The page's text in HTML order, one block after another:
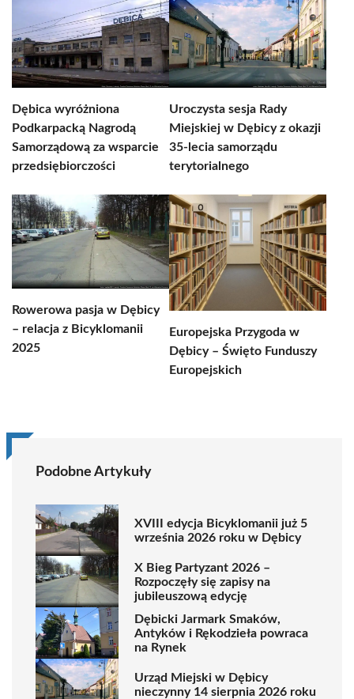
Dębica wyróżniona
Podkarpacką Nagrodą
Samorządową za wsparcie
przedsiębiorczości
Uroczysta sesja Rady
Miejskiej w Dębicy z okazji
35-lecia samorządu
terytorialnego
Rowerowa pasja w Dębicy
– relacja z Bicyklomanii
2025
Europejska Przygoda w
Dębicy – Święto Funduszy
Europejskich
Podobne Artykuły
XVIII edycja Bicyklomanii już 5
września 2026 roku w Dębicy
X Bieg Partyzant 2026 –
Rozpoczęły się zapisy na
jubileuszową edycję
Dębicki Jarmark Smaków,
Antyków i Rękodzieła powraca
na Rynek
Urząd Miejski w Dębicy
nieczynny 14 sierpnia 2026 roku